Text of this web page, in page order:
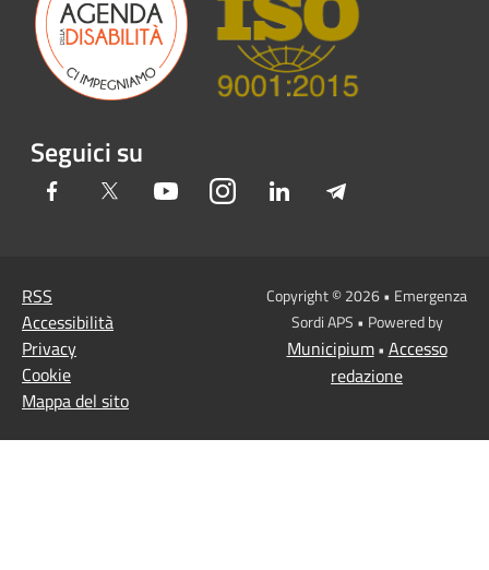
Seguici su
Facebook Twitter YoutubeInstagram LinkedIn
RSS
Accessibilità
Privacy
Cookie
Mappa del sito
Copyright © 2026 • Emergenza
Sordi APS • Powered by
Municipium• Accesso
redazione